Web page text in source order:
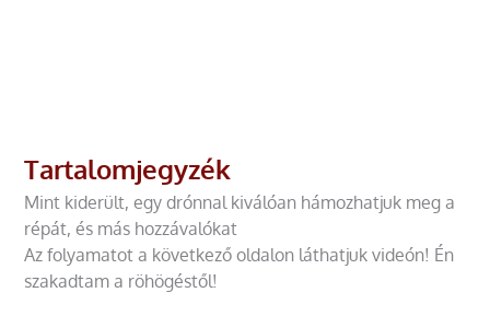
Tartalomjegyzék
Mint kiderült, egy drónnal kiválóan hámozhatjuk meg a
répát, és más hozzávalókat
Az folyamatot a következő oldalon láthatjuk videón! Én
szakadtam a röhögéstől!